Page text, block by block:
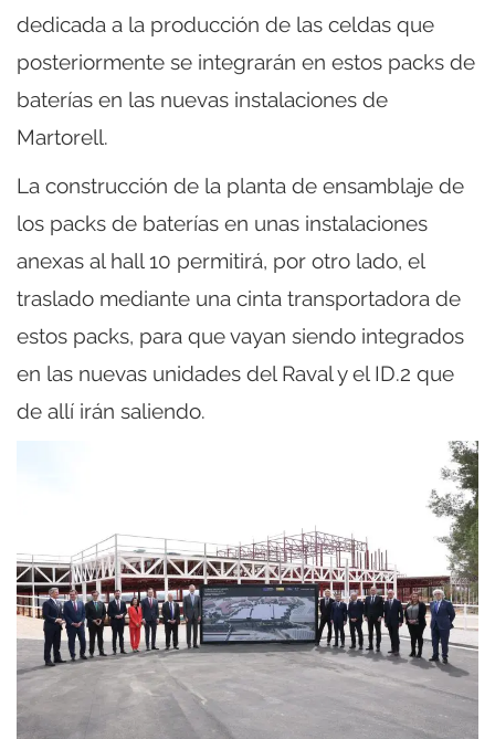
dedicada a la producción de las celdas que
posteriormente se integrarán en estos packs de
baterías en las nuevas instalaciones de
Martorell.
La construcción de la planta de ensamblaje de
los packs de baterías en unas instalaciones
anexas al hall 10 permitirá, por otro lado, el
traslado mediante una cinta transportadora de
estos packs, para que vayan siendo integrados
en las nuevas unidades del Raval y el ID.2 que
de allí irán saliendo.